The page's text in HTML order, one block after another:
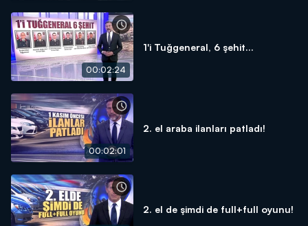
00:02:24
1'i Tuğgeneral, 6 şehit...
00:02:01
2. el araba ilanları patladı!
2. el de şimdi de full+full oyunu!